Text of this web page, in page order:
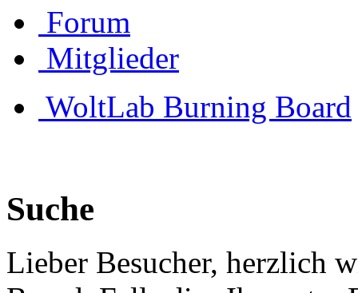
Forum
Mitglieder
WoltLab Burning Board
Suche
Lieber Besucher, herzlich